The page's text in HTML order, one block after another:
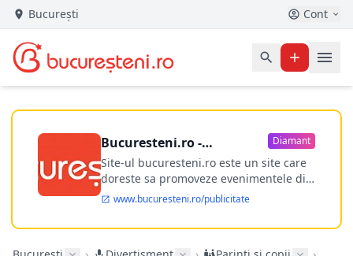
București Cont
Bucuresteni.ro -
publicitate online
Diamant
Site-ul bucuresteni.ro este un site care
doreste sa promoveze evenimentele din
Bucuresti si nu numai, sa puna la
dispozitia utilizatorului cea mai
performanta harta electronica a
www.bucuresteni.ro/publicitate